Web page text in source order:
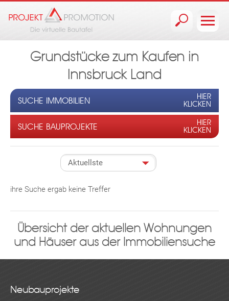
Grundstücke zum Kaufen in
Innsbruck Land
SUCHE IMMOBILIEN
HIER
KLICKEN
SUCHE BAUPROJEKTE
HIER
KLICKEN
ihre Suche ergab keine Treffer
Übersicht der aktuellen Wohnungen
und Häuser aus der Immobiliensuche
Neubauprojekte